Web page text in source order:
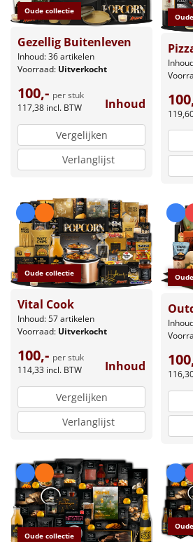
Oude collectie
Gezellig Buitenleven
Inhoud: 36 artikelen
Voorraad: Uitverkocht
100,- per stuk
117,38 incl. BTW Inhoud
Vergelijken
Verlanglijst
Oude collectie
Vital Cook
Inhoud: 57 artikelen
Voorraad: Uitverkocht
100,- per stuk
114,33 incl. BTW Inhoud
Vergelijken
Verlanglijst
Oude collectie